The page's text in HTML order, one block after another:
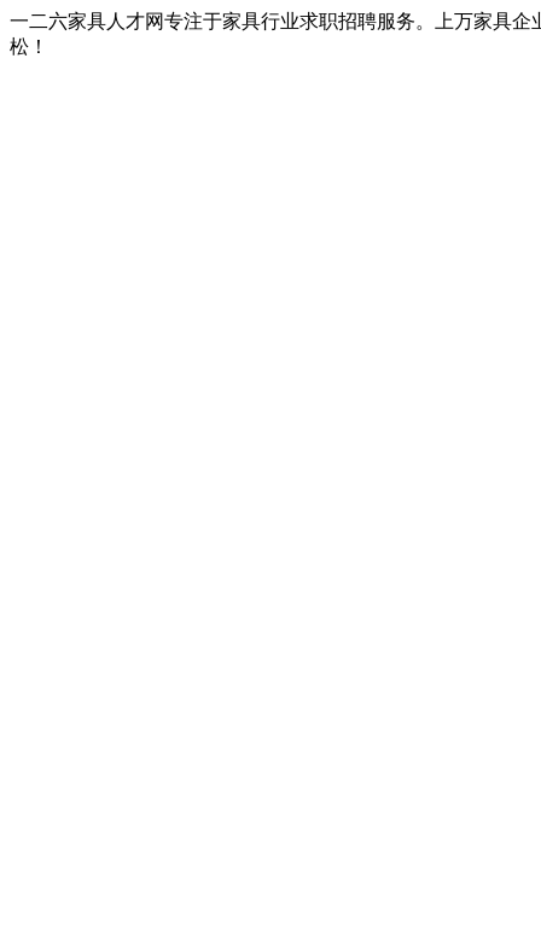
一二六家具人才网专注于家具行业求职招聘服务。上万家具
松！